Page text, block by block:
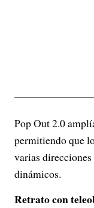
Pop Out 2.0
permitiendo que
varias
dinámicos.
Retrato con